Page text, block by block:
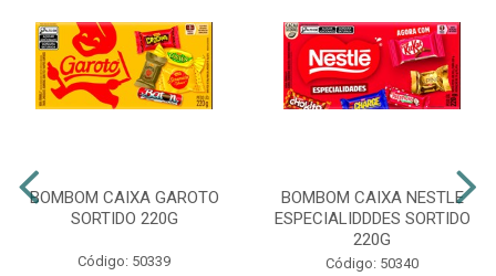
BOMBOM CAIXA GAROTO
SORTIDO 220G
Código: 50339
BOMBOM CAIXA NESTLE
ESPECIALIDDDES SORTIDO
220G
Código: 50340